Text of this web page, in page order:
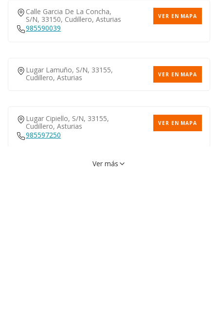
Calle Garcia De La Concha,
S/n, 33150, Cudillero, Asturias
VER EN MAPA
985590039
Lugar Lamuño, S/n, 33155,
Cudillero, Asturias
VER EN MAPA
Lugar Cipiello, S/n, 33155,
Cudillero, Asturias
VER EN MAPA
985597250
Ver más